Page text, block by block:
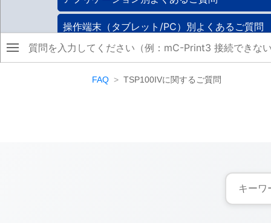
FAQ TSP100IVに関するご質問